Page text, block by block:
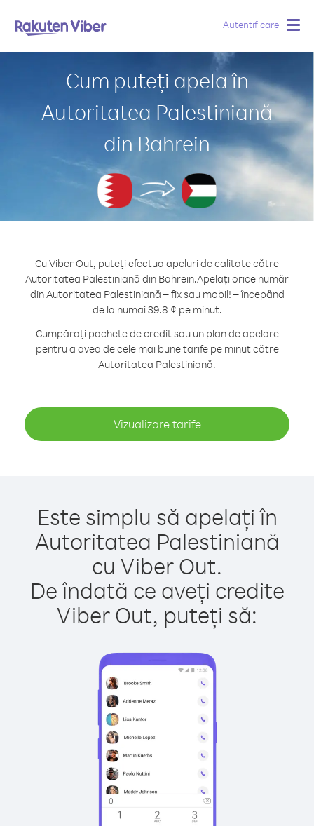
Autentificare
Cum puteți apela în
Autoritatea Palestiniană
din Bahrein
Cu Viber Out, puteți efectua apeluri de calitate către
Autoritatea Palestiniană din Bahrein.Apelați orice număr
din Autoritatea Palestiniană – fix sau mobil! – începând
de la numai 39.8 ¢ pe minut.
Cumpărați pachete de credit sau un plan de apelare
pentru a avea de cele mai bune tarife pe minut către
Autoritatea Palestiniană.
Vizualizare tarife
Este simplu să apelați în
Autoritatea Palestiniană
cu Viber Out.
De îndată ce aveți credite
Viber Out, puteți să: